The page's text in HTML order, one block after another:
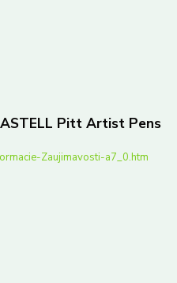
Pitt Artist Pens
Zaujimavosti-a7_0.htm